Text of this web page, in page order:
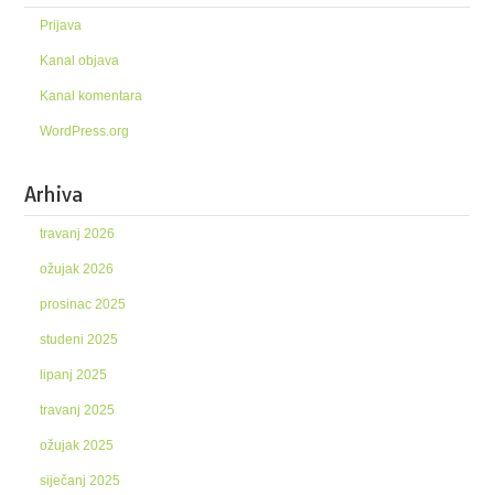
Prijava
Kanal objava
Kanal komentara
WordPress.org
Arhiva
travanj 2026
ožujak 2026
prosinac 2025
studeni 2025
lipanj 2025
travanj 2025
ožujak 2025
siječanj 2025